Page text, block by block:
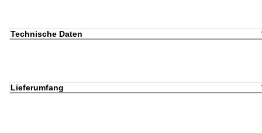
Technische Daten
Lieferumfang